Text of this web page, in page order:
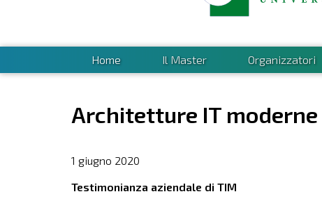
Home Il Master Organizzatori
Architetture IT
1 giugno 2020
Testimonianza aziendale di TIM